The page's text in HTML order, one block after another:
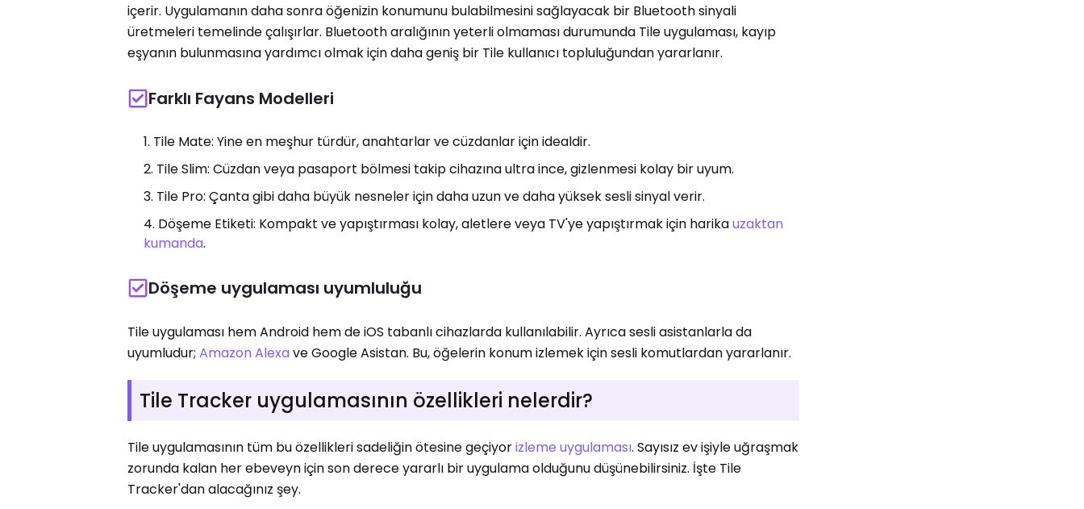
içerir. Uygulamanın daha sonra öğenizin konumunu bulabilmesini sağlayacak bir Bluetooth sinyali
üretmeleri temelinde çalışırlar. Bluetooth aralığının yeterli olmaması durumunda Tile uygulaması, kayıp
eşyanın bulunmasına yardımcı olmak için daha geniş bir Tile kullanıcı topluluğundan yararlanır.
Farklı Fayans Modelleri
Tile Mate: Yine en meşhur türdür, anahtarlar ve cüzdanlar için idealdir.
Tile Slim: Cüzdan veya pasaport bölmesi takip cihazına ultra ince, gizlenmesi kolay bir uyum.
Tile Pro: Çanta gibi daha büyük nesneler için daha uzun ve daha yüksek sesli sinyal verir.
Döşeme Etiketi: Kompakt ve yapıştırması kolay, aletlere veya TV'ye yapıştırmak için harikauzaktan
kumanda.
Döşeme uygulaması uyumluluğu
Tile uygulaması hem Android hem de iOS tabanlı cihazlarda kullanılabilir. Ayrıca sesli asistanlarla da
uyumludur;Amazon Alexa ve Google Asistan. Bu, öğelerin konum izlemek için sesli komutlardan yararlanır.
Tile Tracker uygulamasının özellikleri nelerdir?
Tile uygulamasının tüm bu özellikleri sadeliğin ötesine geçiyorizleme uygulaması. Sayısız ev işiyle uğraşmak
zorunda kalan her ebeveyn için son derece yararlı bir uygulama olduğunu düşünebilirsiniz. İşte Tile
Tracker'dan alacağınız şey.